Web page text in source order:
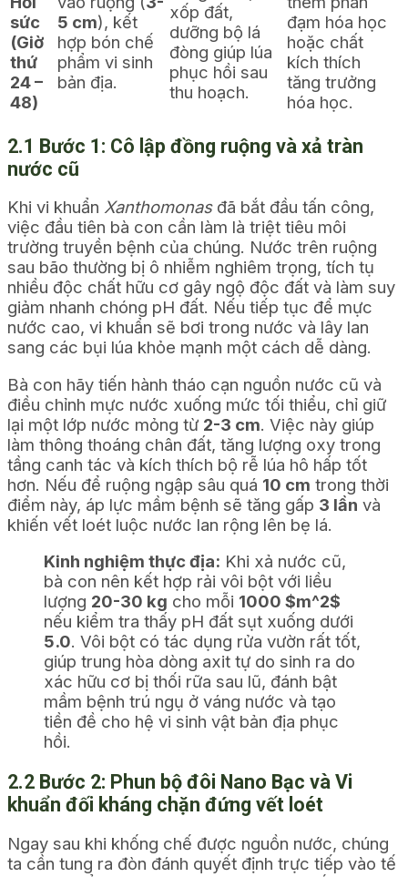
sức
(Giờ
thứ
24 –
48)
5 cm), kết
hợp bón chế
phẩm vi sinh
bản địa.
xốp đất,
dưỡng bộ lá
đòng giúp lúa
phục hồi sau
thu hoạch.
đạm hóa học
hoặc chất
kích thích
tăng trưởng
hóa học.
2.1 Bước 1: Cô lập đồng ruộng và xả tràn
nước cũ
Khi vi khuẩn Xanthomonasđã bắt đầu tấn công,
việc đầu tiên bà con cần làm là triệt tiêu môi
trường truyền bệnh của chúng. Nước trên ruộng
sau bão thường bị ô nhiễm nghiêm trọng, tích tụ
nhiều độc chất hữu cơ gây ngộ độc đất và làm suy
giảm nhanh chóng pH đất. Nếu tiếp tục để mực
nước cao, vi khuẩn sẽ bơi trong nước và lây lan
sang các bụi lúa khỏe mạnh một cách dễ dàng.
Bà con hãy tiến hành tháo cạn nguồn nước cũ và
điều chỉnh mực nước xuống mức tối thiểu, chỉ giữ
lại một lớp nước mỏng từ 2-3 cm. Việc này giúp
làm thông thoáng chân đất, tăng lượng oxy trong
tầng canh tác và kích thích bộ rễ lúa hô hấp tốt
hơn. Nếu để ruộng ngập sâu quá 10 cm trong thời
điểm này, áp lực mầm bệnh sẽ tăng gấp 3 lần và
khiến vết loét luộc nước lan rộng lên bẹ lá.
Kinh nghiệm thực địa: Khi xả nước cũ,
bà con nên kết hợp rải vôi bột với liều
lượng 20-30 kg cho mỗi 1000 $m^2$
nếu kiểm tra thấy pH đất sụt xuống dưới
5.0. Vôi bột có tác dụng rửa vườn rất tốt,
giúp trung hòa dòng axit tự do sinh ra do
xác hữu cơ bị thối rữa sau lũ, đánh bật
mầm bệnh trú ngụ ở váng nước và tạo
tiền đề cho hệ vi sinh vật bản địa phục
hồi.
2.2 Bước 2: Phun bộ đôi Nano Bạc và Vi
khuẩn đối kháng chặn đứng vết loét
Ngay sau khi khống chế được nguồn nước, chúng
ta cần tung ra đòn đánh quyết định trực tiếp vào tế